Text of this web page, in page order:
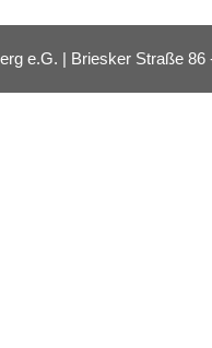
e.G. | Briesker Straße 86